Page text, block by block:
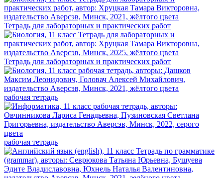
Тетрадь для лабораторных и практических работ
Тетрадь для лабораторных и практических работ
рабочая тетрадь
рабочая тетрадь